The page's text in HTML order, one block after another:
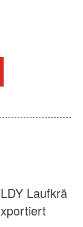
Laufkrä